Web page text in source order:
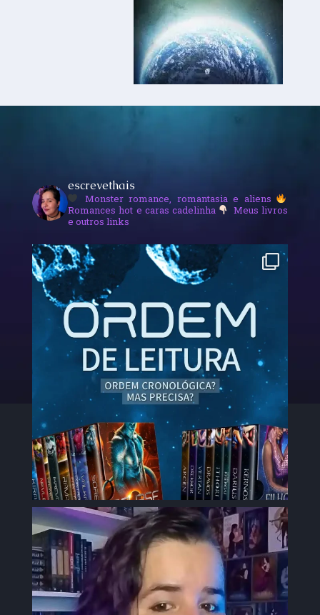
escrevethais
Monster romance, romantasia e aliens
Romances hot e caras cadelinha
Meus livros
e outros links